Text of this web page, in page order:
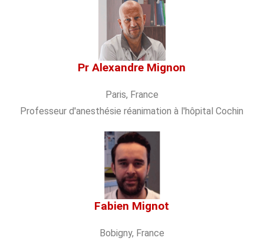
Pr Alexandre Mignon
Paris, France
Professeur d'anesthésie réanimation à l'hôpital Cochin
Fabien Mignot
Bobigny, France